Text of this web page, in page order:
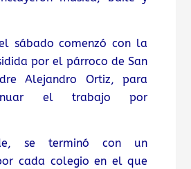
sábado comenzó con la
por el párroco de San
Alejandro Ortiz, para
el trabajo por
se terminó con un
cada colegio en el que